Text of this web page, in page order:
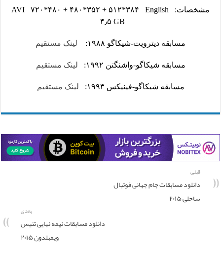
مشخصات: AVI ۷۲۰*۴۸۰ + ۴۸۰*۳۵۲ + ۵۱۲*۳۸۴ English
۴٫۵ GB
مسابقه دیترویت-شیکاگو ۱۹۸۸: لینک مستقیم
مسابقه شیکاگو-واشنگتن ۱۹۹۲: لینک مستقیم
مسابقه شیکاگو-فینیکس ۱۹۹۳: لینک مستقیم
قبلی
دانلود مسابقات جام جهانی فوتبال
ساحلی ۲۰۱۵
بعدی
دانلود مسابقات نیمه نهایی تنیس
ویمبلدون ۲۰۱۵